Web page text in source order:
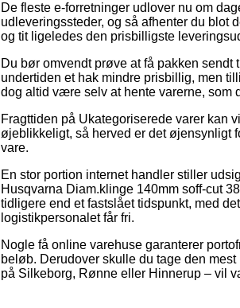
De fleste e-forretninger udlover nu om
udleveringssteder, og så afhenter du blot
og tit ligeledes den prisbilligste
Du bør omvendt prøve at få pakken
undertiden et hak mindre prisbillig, men
dog altid være selv at hente varerne,
Fragttiden på Ukategoriserede varer kan
øjeblikkeligt, så herved er det øjensynligt
vare.
En stor portion internet handler stiller
Husqvarna Diam.klinge 140mm soff-cut
tidligere end et fastslået tidspunkt, med
logistikpersonalet får fri.
Nogle få online varehuse garanterer
beløb. Derudover skulle du tage den
på Silkeborg, Rønne eller Hinnerup – vil